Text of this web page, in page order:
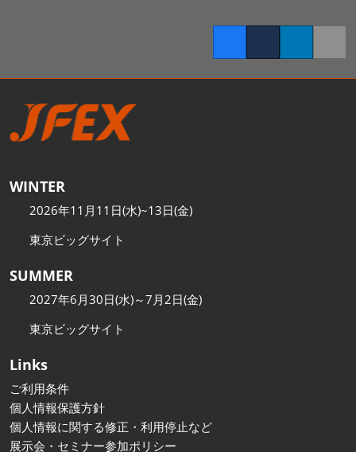
WINTER
2026年11月11日(水)~13日(金)
東京ビッグサイト
SUMMER
2027年6月30日(水)～7月2日(金)
東京ビッグサイト
Links
ご利用条件
個人情報保護方針
個人情報に関する修正・利用停止など
展示会・セミナー参加ポリシー